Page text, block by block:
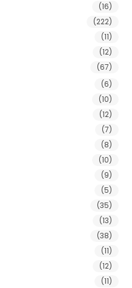
(16)
(222)
(11)
(12)
(67)
(6)
(10)
(12)
(7)
(8)
(10)
(9)
(5)
(35)
(13)
(38)
(11)
(12)
(11)